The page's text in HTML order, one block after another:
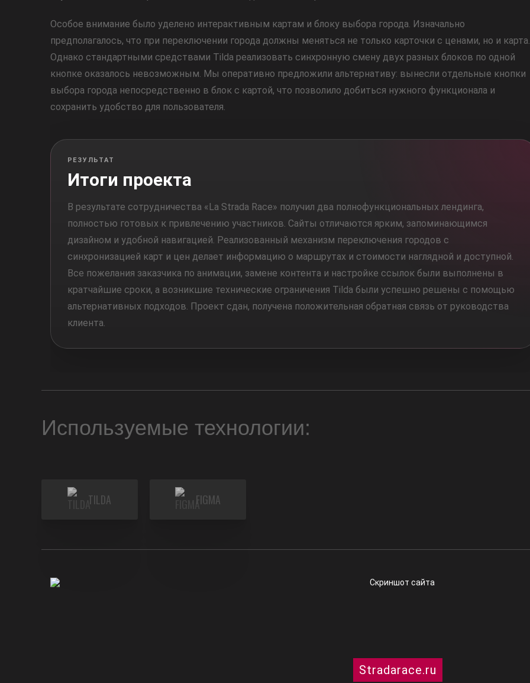
Особое внимание было уделено интерактивным картам и блоку выбора города. Изначально
предполагалось, что при переключении города должны меняться не только карточки с ценами, но и карта.
Однако стандартными средствами Tilda реализовать синхронную смену двух разных блоков по одной
кнопке оказалось невозможным. Мы оперативно предложили альтернативу: вынесли отдельные кнопки
выбора города непосредственно в блок с картой, что позволило добиться нужного функционала и
сохранить удобство для пользователя.
РЕЗУЛЬТАТ
Итоги проекта
В результате сотрудничества «La Strada Race» получил два полнофункциональных лендинга,
полностью готовых к привлечению участников. Сайты отличаются ярким, запоминающимся
дизайном и удобной навигацией. Реализованный механизм переключения городов с
синхронизацией карт и цен делает информацию о маршрутах и стоимости наглядной и доступной.
Все пожелания заказчика по анимации, замене контента и настройке ссылок были выполнены в
кратчайшие сроки, а возникшие технические ограничения Tilda были успешно решены с помощью
альтернативных подходов. Проект сдан, получена положительная обратная связь от руководства
клиента.
Используемые технологии:
TILDA FIGMA
Stradarace.ru